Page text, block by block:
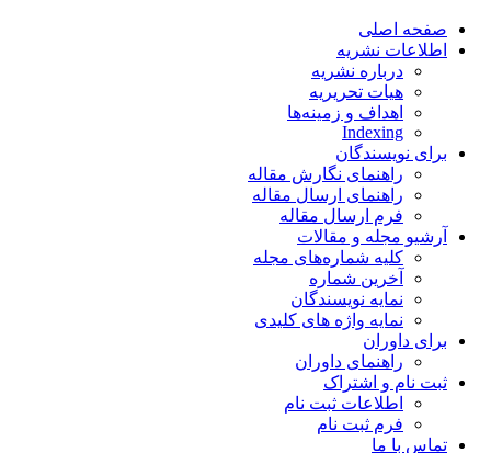
صفحه اصلی
اطلاعات نشریه
درباره نشریه
هیات تحریریه
اهداف و زمینه‌ها
Indexing
برای نویسندگان
راهنمای نگارش مقاله
راهنمای ارسال مقاله
فرم ارسال مقاله
آرشیو مجله و مقالات
کلیه شماره‌های مجله
آخرین شماره
نمایه نویسندگان
نمایه واژه های کلیدی
برای داوران
راهنمای داوران
ثبت نام و اشتراک
اطلاعات ثبت نام
فرم ثبت نام
تماس با ما